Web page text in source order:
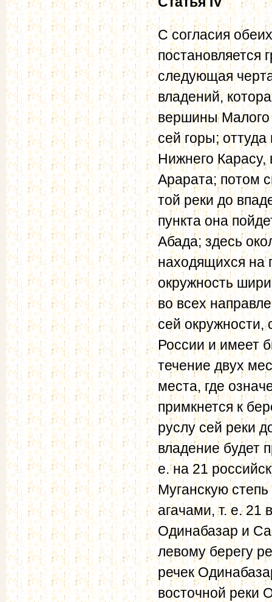
С согласия
постановляется
следующая
владений,
вершины Малого
сей горы;
Нижнего
Арарата; потом
той реки до
пункта она
Абада; здесь
находящихся на
окружность
во всех
сей окружности,
России и имеет
течение двух
места, где
примкнется к
руслу сей реки
владение будет
е. на 21
Муганскую
агачами, т. е. 21
Одинабазар и
левому берегу
речек
восточной реки